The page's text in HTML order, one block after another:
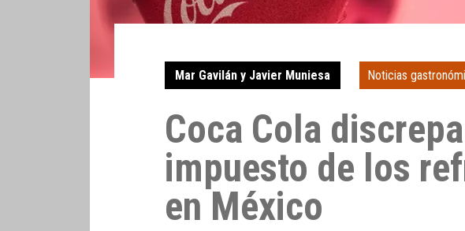
Mar Gavilán y Javier Muniesa Noticias
Coca Cola
impuesto de los
en México